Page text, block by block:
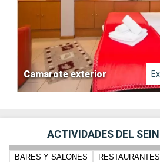
Camarote exterior
ACTIVIDADES DEL
BARES Y SALONES RESTAURANTES